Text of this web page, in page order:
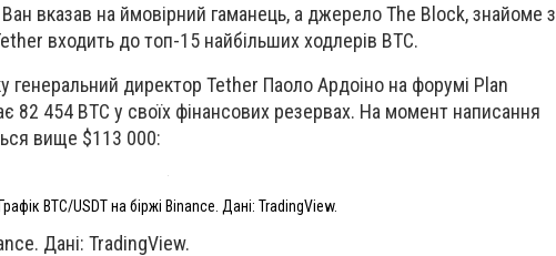
вказав на ймовірний гаманець, а джерело The Block, знайоме з
входить до топ-15 найбільших ходлерів BTC.
генеральний директор Tether Паоло Ардоіно на форумі Plan
82 454 BTC у своїх фінансових резервах. На момент написання
вище $113 000:
Графік BTC/USDT на біржі Binance. Дані: TradingView.
Дані: TradingView.